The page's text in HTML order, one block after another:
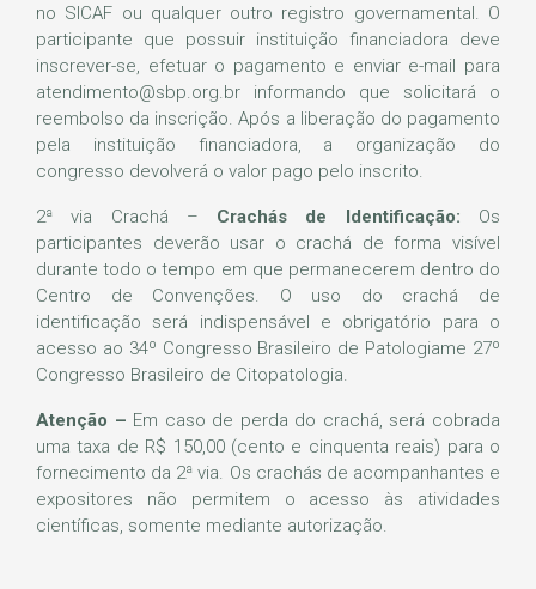
no SICAF ou qualquer outro registro governamental. O
participante que possuir instituição financiadora deve
inscrever-se, efetuar o pagamento e enviar e-mail para
atendimento@sbp.org.br informando que solicitará o
reembolso da inscrição. Após a liberação do pagamento
pela instituição financiadora, a organização do
congresso devolverá o valor pago pelo inscrito.
2ª via Crachá – Crachás de Identificação: Os
participantes deverão usar o crachá de forma visível
durante todo o tempo em que permanecerem dentro do
Centro de Convenções. O uso do crachá de
identificação será indispensável e obrigatório para o
acesso ao 34º Congresso Brasileiro de Patologiame 27º
Congresso Brasileiro de Citopatologia.
Atenção – Em caso de perda do crachá, será cobrada
uma taxa de R$ 150,00 (cento e cinquenta reais) para o
fornecimento da 2ª via. Os crachás de acompanhantes e
expositores não permitem o acesso às atividades
científicas, somente mediante autorização.